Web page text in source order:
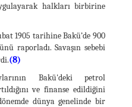
halkları birbirine
1905 tarihine Bakü’de 900
raporladı. Savaşın sebebi
(8)
Bakü'deki petrol
ve finanse edildiğini
dünya genelinde bir